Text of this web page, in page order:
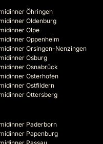
Öhringen
Oldenburg
Olpe
Oppenheim
Orsingen-Nenzingen
Osburg
Osnabrück
Osterhofen
Ostfildern
Ottersberg
Paderborn
Papenburg